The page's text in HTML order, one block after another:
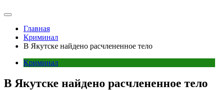
Главная
Криминал
В Якутске найдено расчлененное тело
Криминал
В Якутске найдено расчлененное тело